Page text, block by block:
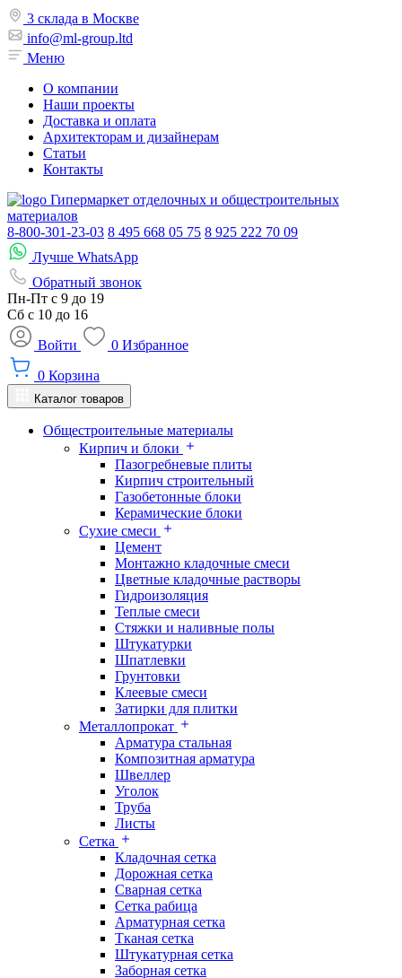
3 склада в Москве
info@ml-group.ltd
Меню
О компании
Наши проекты
Доставка и оплата
Архитекторам и дизайнерам
Статьи
Контакты
Гипермаркет отделочных и общестроительных
материалов
8-800-301-23-03 8 495 668 05 75 8 925 222 70 09
Лучше WhatsApp
Обратный звонок
Пн-Пт с 9 до 19
Сб с 10 до 16
Войти
0 Избранное
0 Корзина
Каталог товаров
Общестроительные материалы
Кирпич и блоки
Пазогребневые плиты
Кирпич строительный
Газобетонные блоки
Керамические блоки
Сухие смеси
Цемент
Монтажно кладочные смеси
Цветные кладочные растворы
Гидроизоляция
Теплые смеси
Стяжки и наливные полы
Штукатурки
Шпатлевки
Грунтовки
Клеевые смеси
Затирки для плитки
Металлопрокат
Арматура стальная
Композитная арматура
Швеллер
Уголок
Труба
Листы
Сетка
Кладочная сетка
Дорожная сетка
Сварная сетка
Сетка рабица
Арматурная сетка
Тканая сетка
Штукатурная сетка
Заборная сетка